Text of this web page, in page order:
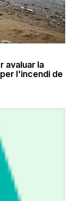
avaluar la
l'incendi de